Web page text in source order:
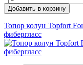
Добавить в корзину
Топор колун Topfort
фибергласс